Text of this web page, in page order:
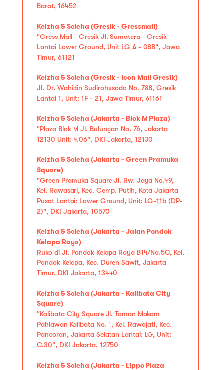
Barat, 16452
Keizha & Soleha (Gresik - Gressmall)
"Gress Mall - Gresik Jl. Sumatera - Gresik
Lantai Lower Ground, Unit LG A - 08B", Jawa
Timur, 61121
Keizha & Soleha (Gresik - Icon Mall Gresik)
Jl. Dr. Wahidin Sudirohusodo No. 788, Gresik
Lantai 1, Unit: 1F - 21, Jawa Timur, 61161
Keizha & Soleha (Jakarta - Blok M Plaza)
"Plaza Blok M Jl. Bulungan No. 76, Jakarta
12130 Unit: 4.06", DKI Jakarta, 12130
Keizha & Soleha (Jakarta - Green Pramuka
Square)
"Green Pramuka Square Jl. Rw. Jaya No.49,
Kel. Rawasari, Kec. Cemp. Putih, Kota Jakarta
Pusat Lantai: Lower Ground, Unit: LG-11b (DP-
2)", DKI Jakarta, 10570
Keizha & Soleha (Jakarta - Jalan Pondok
Kelapa Raya)
Ruko di Jl. Pondok Kelapa Raya B14/No.5C, Kel.
Pondok Kelapa, Kec. Duren Sawit, Jakarta
Timur, DKI Jakarta, 13440
Keizha & Soleha (Jakarta - Kalibata City
Square)
"Kalibata City Square Jl. Taman Makam
Pahlawan Kalibata No. 1, Kel. Rawajati, Kec.
Pancoran, Jakarta Selatan Lantai: LG, Unit:
C.30", DKI Jakarta, 12750
Keizha & Soleha (Jakarta - Lippo Plaza